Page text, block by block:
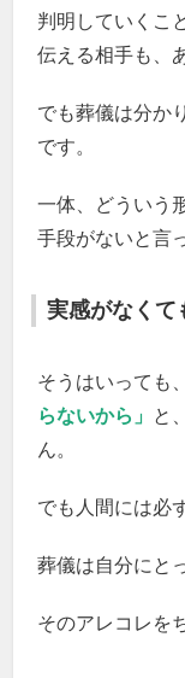
判明していくこ
伝える相手も、
でも葬儀は分か
です。
一体、どういう
手段がないと言
実感がなくて
そうはいっても、
らないから」 と
ん。
でも人間には必
葬儀は自分にと
そのアレコレを